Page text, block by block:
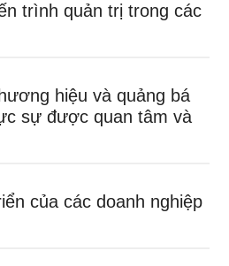
trình quản trị trong các
hiệu và quảng bá
sự được quan tâm và
của các doanh nghiệp